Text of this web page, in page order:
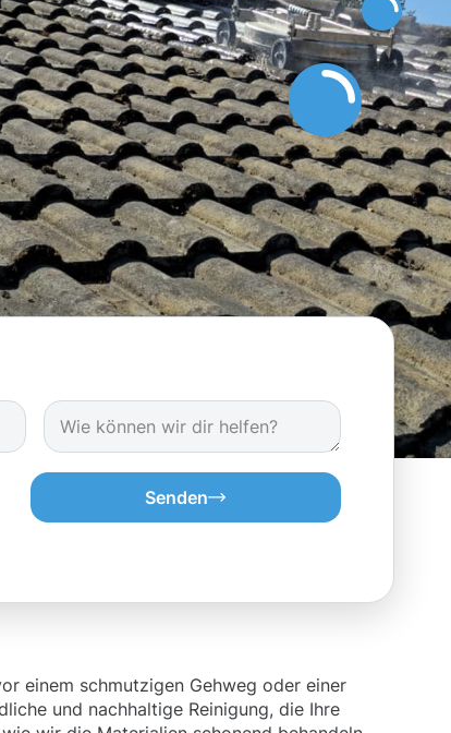
Senden
einem schmutzigen Gehweg oder einer
und nachhaltige Reinigung, die Ihre